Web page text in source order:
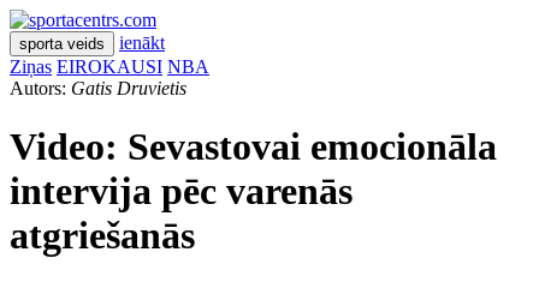
sporta veids
ienākt
Ziņas EIROKAUSI NBA
Autors: Gatis Druvietis
Video: Sevastovai emocionāla
intervija pēc varenās
atgriešanās